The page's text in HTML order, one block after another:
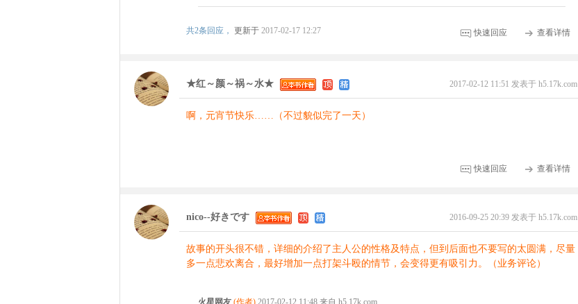
快速回应 查看详情
共2条回应， 更新于 2017-02-17 12:27
2017-02-12 11:51 发表于 h5.17k.com
★红～颜～祸～水★
啊，元宵节快乐……（不过貌似完了一天）
快速回应 查看详情
2016-09-25 20:39 发表于 h5.17k.com
nico--好きです
故事的开头很不错，详细的介绍了主人公的性格及特点，但到后面也不要写的太圆满，尽量
多一点悲欢离合，最好增加一点打架斗殴的情节，会变得更有吸引力。（业务评论）
火星网友 (作者) 2017-02-12 11:48 来自 h5.17k.com